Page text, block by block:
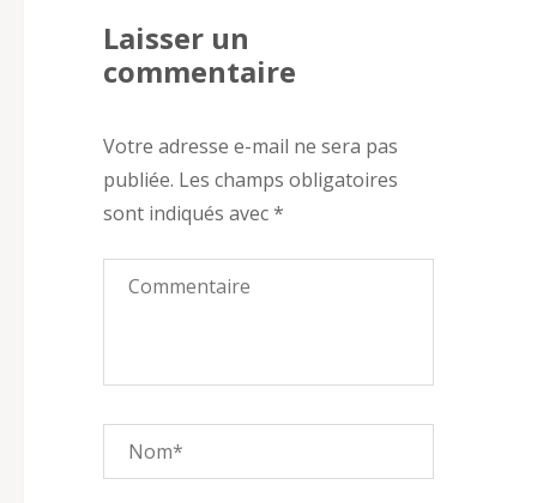
Laisser un
commentaire
Votre adresse e-mail ne sera pas
publiée. Les champs obligatoires
sont indiqués avec*